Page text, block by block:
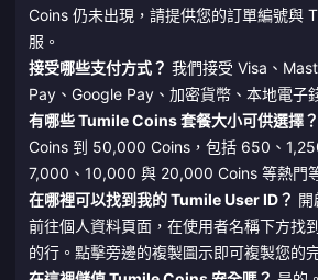
Coins 仍未出現，請提供您的訂單編號與
服。
接受哪些支付方式？ 我們接受 Visa、
Pay、Google Pay、加密貨幣、本地電子
有哪些 Tumile Coins 套餐大小可供選擇？
Coins 到 50,000 Coins，包括 650、
7,000、10,000 與 20,000 Coins 等熱門
在哪裡可以找到我的 Tumile User ID？ 開
前往個人資料頁面，在使用者名稱下方找
的行。點擊旁邊的複製圖示即可複製您的